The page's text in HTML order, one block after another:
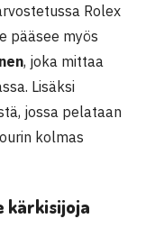
Rolex
pääsee myös
, joka mittaa
Lisäksi
jossa pelataan
kolmas
kärkisijoja